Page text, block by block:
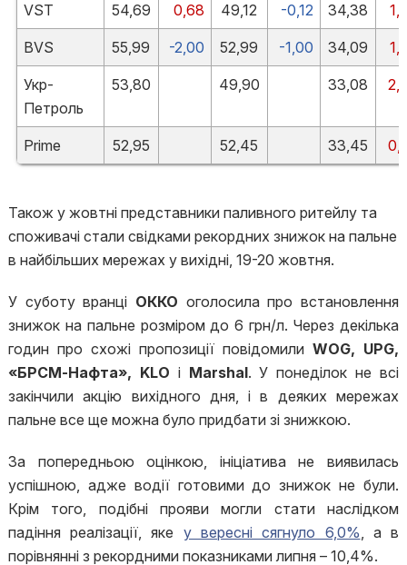
VST 54,69 0,68 49,12 -0,12 34,38
BVS 55,99 -2,00 52,99 -1,00 34,09
Укр-
Петроль
53,80 49,90 33,08
Prime 52,95 52,45 33,45
Також у жовтні представники паливного ритейлу та
споживачі стали свідками рекордних знижок на пальне
в найбільших мережах у вихідні, 19-20 жовтня.
У суботу вранці ОККО оголосила про встановлення
знижок на пальне розміром до 6 грн/л. Через декілька
годин про схожі пропозиції повідомилиWOG, UPG,
«БРСМ-Нафта», KLO і Marshal. У понеділок не всі
закінчили акцію вихідного дня, і в деяких мережах
пальне все ще можна було придбати зі знижкою.
За попередньою оцінкою, ініціатива не виявилась
успішною, адже водії готовими до знижок не були.
Крім того, подібні прояви могли стати наслідком
падіння реалізації, яке у вересні сягнуло 6,0%, а в
порівнянні з рекордними показниками липня – 10,4%.